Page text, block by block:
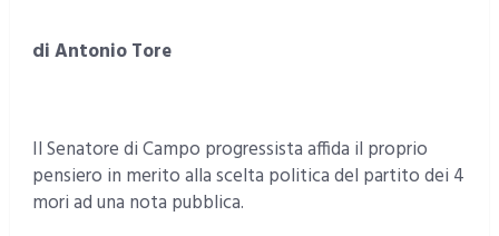
di Antonio Tore
Il Senatore di Campo progressista affida il proprio
pensiero in merito alla scelta politica del partito dei 4
mori ad una nota pubblica.